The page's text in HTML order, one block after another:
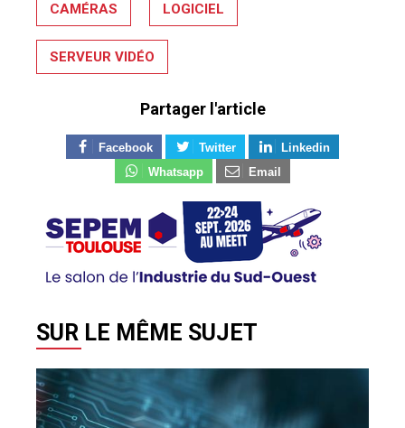
CAMÉRAS LOGICIEL
SERVEUR VIDÉO
Partager l'article
Facebook Twitter
Linkedin
Whatsapp
Email
SUR LE MÊME SUJET